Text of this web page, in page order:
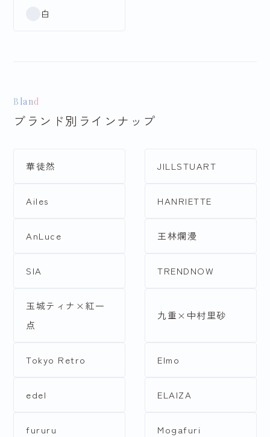
サイズで探す
LL
色で探す
赤 黄・橙
緑 水色・青
紫 ピンク
白
Bland
ブランド別ラインナップ
華徒然 JILLSTUART
Ailes HANRIETTE
AnLuce 王林爛漫
SIA TRENDNOW
玉城ティナ×紅一
点
九重×中村里砂
Tokyo Retro Elmo
edel ELAIZA
fururu Mogafuri